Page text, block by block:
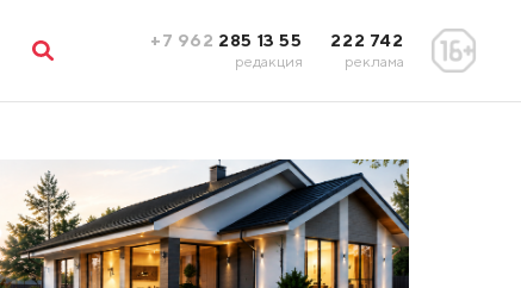
+7 962 285 13 55
редакция
222 742
реклама